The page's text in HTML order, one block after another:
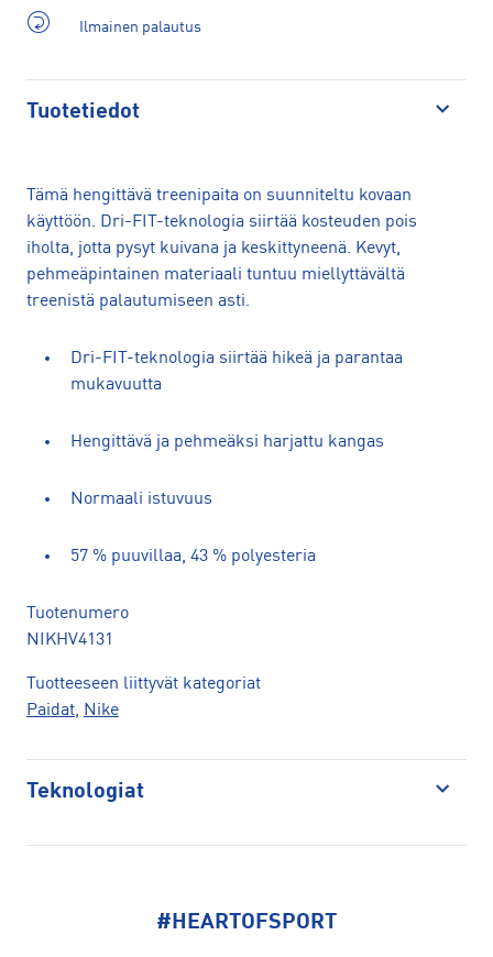
Ilmainen palautus
Tuotetiedot
Tämä hengittävä treenipaita on suunniteltu kovaan
käyttöön. Dri-FIT-teknologia siirtää kosteuden pois
iholta, jotta pysyt kuivana ja keskittyneenä. Kevyt,
pehmeäpintainen materiaali tuntuu miellyttävältä
treenistä palautumiseen asti.
Dri-FIT-teknologia siirtää hikeä ja parantaa
mukavuutta
Hengittävä ja pehmeäksi harjattu kangas
Normaali istuvuus
57 % puuvillaa, 43 % polyesteria
Tuotenumero
NIKHV4131
Tuotteeseen liittyvät kategoriat
Paidat, Nike
Teknologiat
#HEARTOFSPORT